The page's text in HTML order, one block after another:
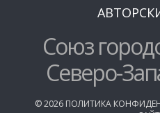
Союз
Северо-
©2026 ПОЛИТИКА